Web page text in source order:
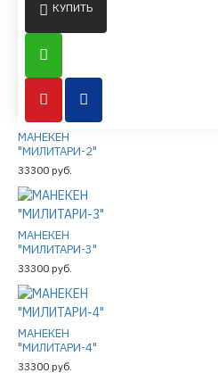
КУПИТЬ
МАНЕКЕН
"МИЛИТАРИ-1"
27500 руб.
МАНЕКЕН
"МИЛИТАРИ-2"
33300 руб.
МАНЕКЕН
"МИЛИТАРИ-3"
33300 руб.
МАНЕКЕН
"МИЛИТАРИ-4"
33300 руб.